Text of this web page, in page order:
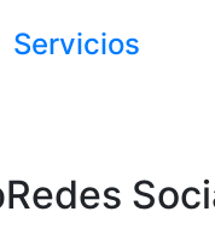
Servicios
Redes